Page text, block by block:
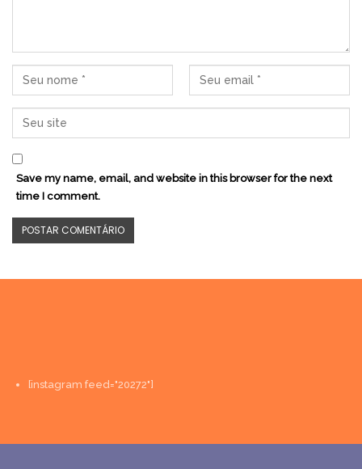
Save my name, email, and website in this browser for the next
time I comment.
[instagram feed="20272"]